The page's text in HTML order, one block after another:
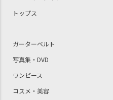
トップス
ガーターベルト
写真集・DVD
ワンピース
コスメ・美容